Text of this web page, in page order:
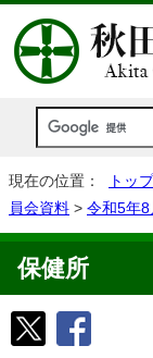
現在の位置： トッ
員会資料 > 令和5年
保健所